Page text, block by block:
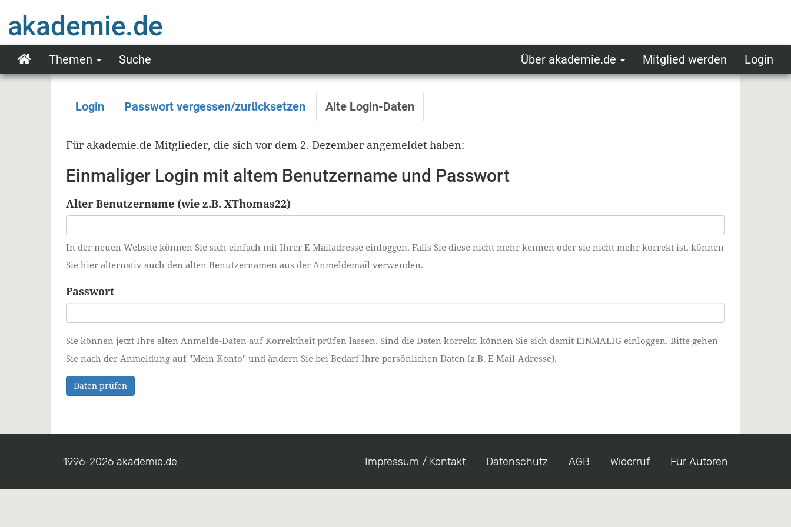
zum
Inhalt
Main
Themen Suche
User
Über akademie.de Mitglied werden Login
Primäre
Login Passwort vergessen/zurücksetzen Alte Login-Daten
Für akademie.de Mitglieder, die sich vor dem 2. Dezember angemeldet haben:
Einmaliger Login mit altem Benutzername und Passwort
Alter Benutzername (wie z.B. XThomas22)
In der neuen Website können Sie sich einfach mit Ihrer E-Mailadresse einloggen. Falls Sie diese nicht mehr kennen oder sie nicht mehr korrekt ist, können
Sie hier alternativ auch den alten Benutzernamen aus der Anmeldemail verwenden.
Passwort
Sie können jetzt Ihre alten Anmelde-Daten auf Korrektheit prüfen lassen. Sind die Daten korrekt, können Sie sich damit EINMALIG einloggen. Bitte gehen
Sie nach der Anmeldung auf "Mein Konto" und ändern Sie bei Bedarf Ihre persönlichen Daten (z.B. E-Mail-Adresse).
Daten prüfen
Footer
menu
Impressum / Kontakt Datenschutz AGB Widerruf Für Autoren
1996-2026 akademie.de